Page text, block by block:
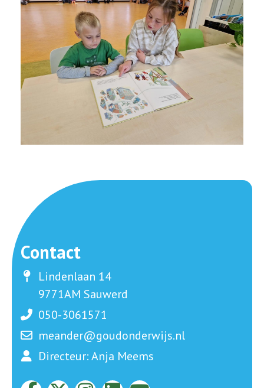
Contact
Lindenlaan 14
9771AM Sauwerd
050-3061571
meander@goudonderwijs.nl
Directeur: Anja Meems